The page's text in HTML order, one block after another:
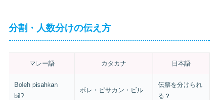
分割・人数分けの伝え方
マレー語 カタカナ 日本語
Boleh pisahkan
bil?
ボレ・ピサカン・ビル
伝票を分けられ
る？